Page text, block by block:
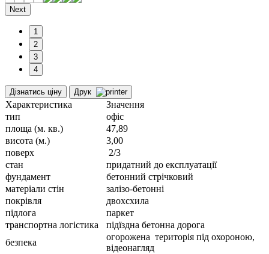
Next
1
2
3
4
Дізнатись ціну Друк
Характеристика
Значення
тип
офіс
площа (м. кв.)
47,89
висота (м.)
3,00
поверх
2/3
стан
придатний до експлуатації
фундамент
бетонний стрічковий
матеріали стін
залізо-бетонні
покрівля
двохсхила
підлога
паркет
транспортна логістика
підїздна бетонна дорога
безпека
огорожена територія під охороною,
відеонагляд